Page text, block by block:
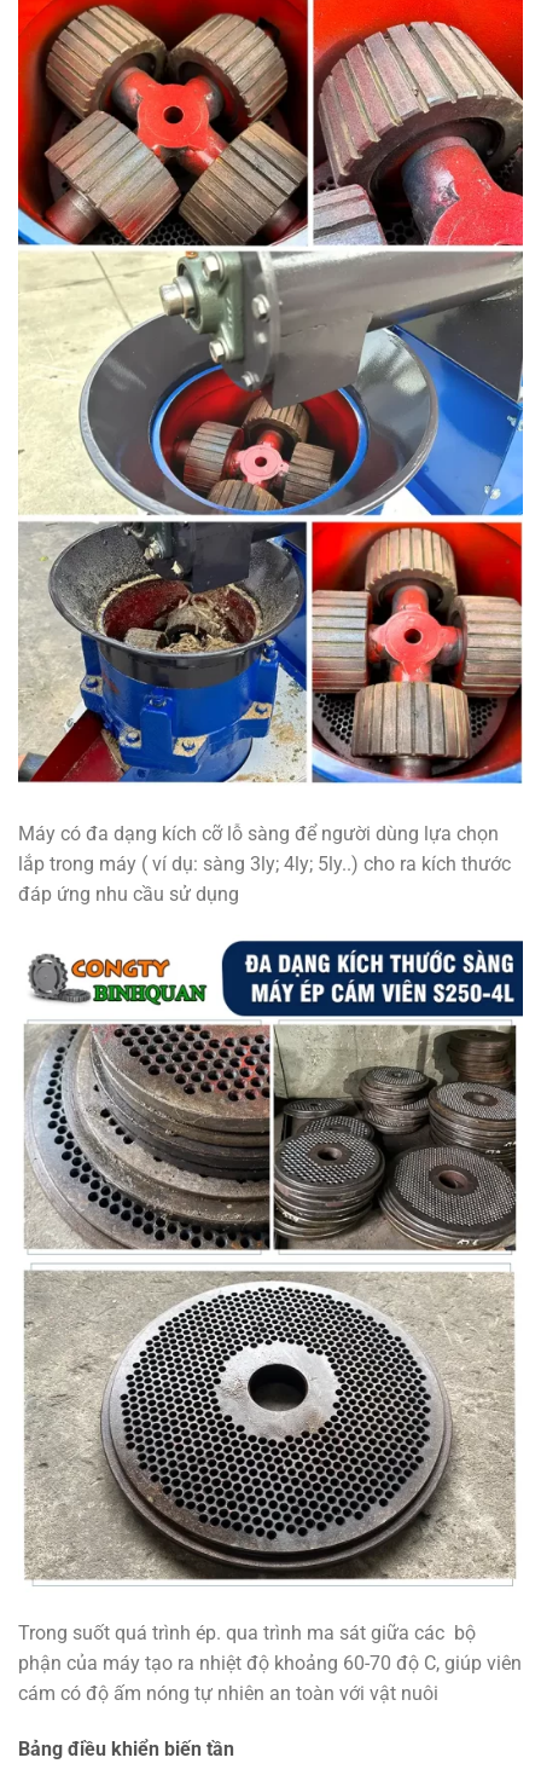
Máy có đa dạng kích cỡ lỗ sàng để người dùng lựa chọn
lắp trong máy ( ví dụ: sàng 3ly; 4ly; 5ly..) cho ra kích thước
đáp ứng nhu cầu sử dụng
Trong suốt quá trình ép. qua trình ma sát giữa các bộ
phận của máy tạo ra nhiệt độ khoảng 60-70 độ C, giúp viên
cám có độ ấm nóng tự nhiên an toàn với vật nuôi
Bảng điều khiển biến tần